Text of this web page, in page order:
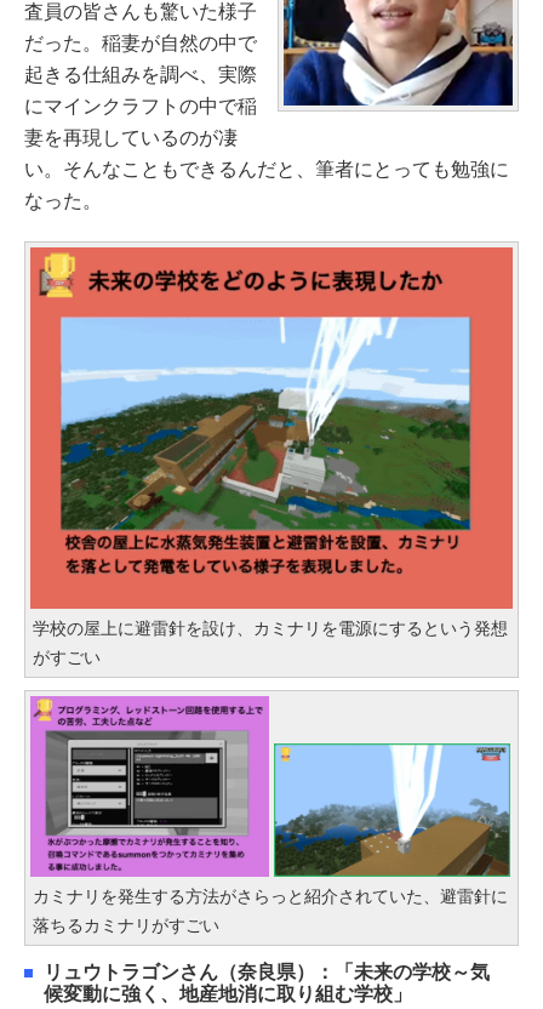
査員の皆さんも驚いた様子
だった。稲妻が自然の中で
起きる仕組みを調べ、実際
にマインクラフトの中で稲
妻を再現しているのが凄
い。そんなこともできるんだと、筆者にとっても勉強に
なった。
学校の屋上に避雷針を設け、カミナリを電源にするという発想
がすごい
カミナリを発生する方法がさらっと紹介されていた、避雷針に
落ちるカミナリがすごい
リュウトラゴンさん（奈良県）：「未来の学校～気
候変動に強く、地産地消に取り組む学校」